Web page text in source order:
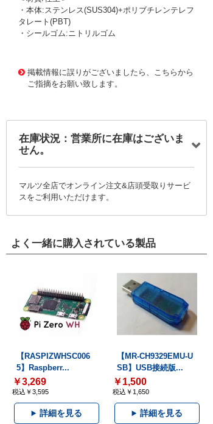
・本体:ステンレス(SUS304)+ポリブチレンテレフ
タレート(PBT)
・シールゴム:ニトリルゴム
掲載情報に誤りがございましたら、こちらから
ご指摘をお願い致します。
在庫状況：営業所に在庫はございま
せん。
マルツ全店でオンライン注文&店頭受取りサービ
スをご利用いただけます。
よく一緒に購入されている製品
【RASPIZWHSC006
5】Raspberr...
￥3,269
税込￥3,595
詳細を見る
【MR-CH9329EMU-U
SB】USB接続版...
￥1,500
税込￥1,650
詳細を見る